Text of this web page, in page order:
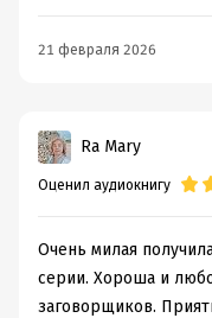
21 февраля 2026
Ra Mary
Оценил аудиокнигу
Очень милая
серии. Хороша и
заговорщиков.